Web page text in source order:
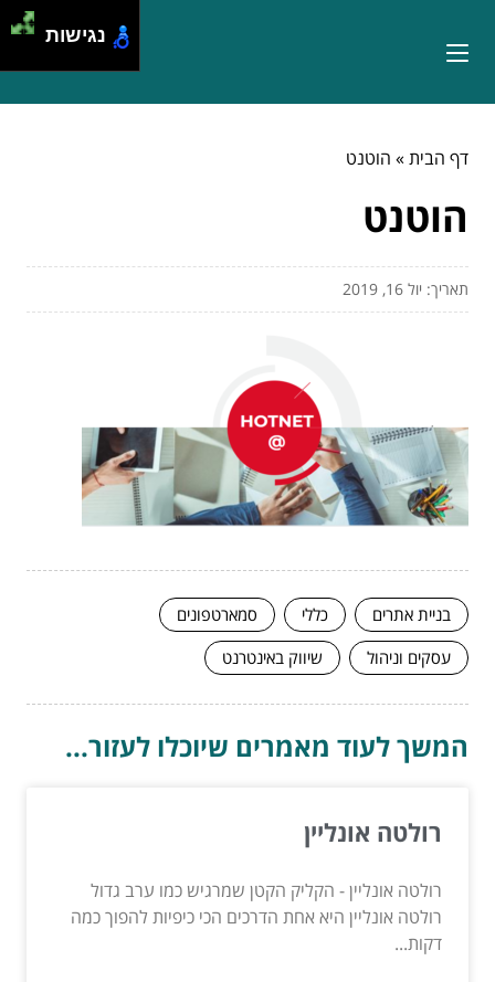
דף הבית» הוטנט
הוטנט
תאריך: יול 16, 2019
בניית אתרים כללי
סמארטפונים
עסקים וניהול
שיווק באינטרנט
המשך לעוד מאמרים שיוכלו לעזור...
רולטה אונליין
רולטה אונליין - הקליק הקטן שמרגיש כמו ערב גדול
רולטה אונליין היא אחת הדרכים הכי כיפיות להפוך כמה
דקות...
נגישות